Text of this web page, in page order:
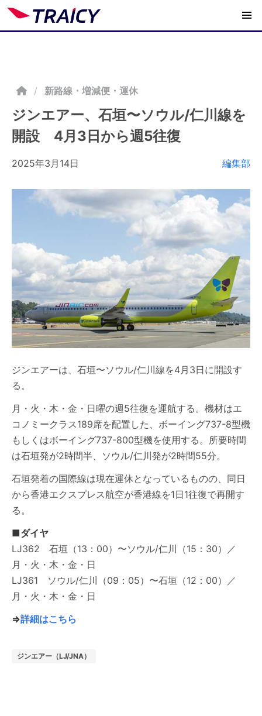
/ 新路線・増減便・運休
ジンエアー、石垣〜ソウル/仁川線を
開設 4月3日から週5往復
2025年3月14日 編集部
ジンエアーは、石垣〜ソウル/仁川線を4月3日に開設す
る。
月・火・木・金・日曜の週5往復を運航する。機材はエ
コノミークラス189席を配置した、ボーイング737-8型機
もしくはボーイング737-800型機を使用する。所要時間
は石垣発が2時間半、ソウル/仁川発が2時間55分。
石垣発着の国際線は現在運休となっているものの、同日
から香港エクスプレス航空が香港線を1日1往復で再開す
る。
■ダイヤ
LJ362 石垣（13：00）〜ソウル/仁川（15：30）／
月・火・木・金・日
LJ361 ソウル/仁川（09：05）〜石垣（12：00）／
月・火・木・金・日
⇒詳細はこちら
ジンエアー（LJ/JNA）